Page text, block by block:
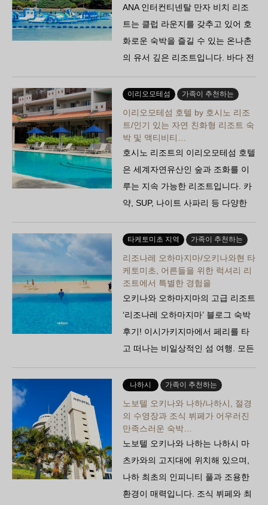
ANA 인터컨티넨탈 만자 비치 리조
트는 클럽 라운지를 갖추고 있어 호
화로운 숙박을 즐길 수 있는 온나촌
의 유서 깊은 리조트입니다. 바다 전
망이 펼쳐지는 객실과 수영장, 계절
별 이벤트 등 어른들을 위한…
이리오모테섬 가족이 추천하는
이리오모테섬 호텔 by 호시노 리조
트/인기 있는 자연 친화형 리조트 숙
박 및 액티비티…
호시노 리조트의 이리오모테섬 호텔
은 세계자연유산인 숲과 조화를 이
루는 지속 가능한 리조트입니다. 카
약, SUP, 나이트 사파리 등 다양한
체험 프로그램이 마련되어 있어, 겨
울철 자연 여행을 즐기기에…
타케토미초 지역 가족이 추천하는
리조나레 오하마지마/오키나와현 타
케토미초, 어른들을 위한 럭셔리 리
조트에서 특별한 경험을
오키나와 오하마지마의 고급 리조트
‘리조나레 오하마지마’ 블로그 숙박
후기! 이시가키지마에서 페리를 타
고 떠나는 비일상적인 섬 여행. 모든
객실이 스위트룸인 호화로운 빌라에
서 파도 소리를 들으며…
나하시 가족이 추천하는
노보텔 오키나와 나하/나하시, 절경
의 수영장과 조식 뷔페가 어우러진
만족스러운 숙박…
노보텔 오키나와 나하는 나하시 마
츠카와의 고지대에 위치해 있으며,
나하 최초의 인피니티 풀과 조용한
환경이 매력입니다. 조식 뷔페와 최